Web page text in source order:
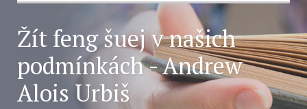
Žít feng šuej v našich
podmínkách - Andrew
Alois Urbiš